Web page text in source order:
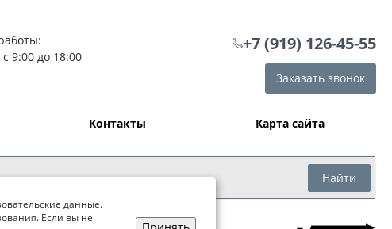
9:00 до 18:00
+7 (919) 126-45-55
Заказать звонок
Контакты Карта сайта
Найти
данные.
Если вы не